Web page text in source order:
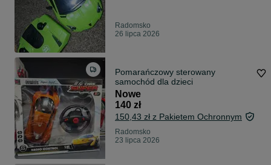
Radomsko
26 lipca 2026
Pomarańczowy sterowany
samochód dla dzieci
Nowe
140 zł
150,43 zł z Pakietem Ochronnym
Radomsko
23 lipca 2026